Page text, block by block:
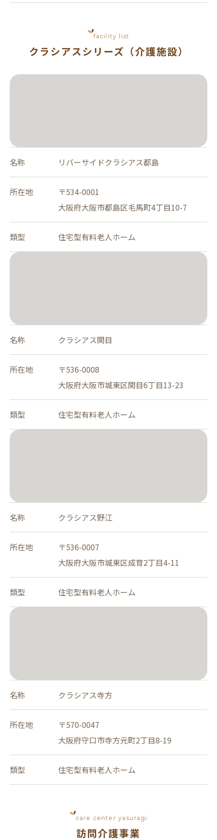
facility list
クラシアスシリーズ（介護施設）
名称 リバーサイドクラシアス都島
所在地
〒534-0001
大阪府大阪市都島区毛馬町4丁目10-7
類型 住宅型有料老人ホーム
名称 クラシアス関目
所在地
〒536-0008
大阪府大阪市城東区関目6丁目13-23
類型 住宅型有料老人ホーム
名称 クラシアス野江
所在地
〒536-0007
大阪府大阪市城東区成育2丁目4-11
類型 住宅型有料老人ホーム
名称 クラシアス寺方
所在地
〒570-0047
大阪府守口市寺方元町2丁目8-19
類型 住宅型有料老人ホーム
care center yasuragi
訪問介護事業